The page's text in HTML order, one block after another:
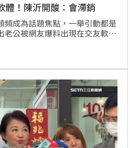
體！陳沂開酸：會滯銷
頻成為話題焦點，一舉引動都是
老公被網友爆料出現在交友軟體
近期於IG分享的動態相當吻
雲